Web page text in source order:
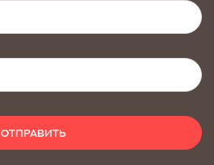
ОТПРАВИТЬ